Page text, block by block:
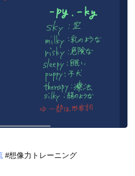
#想像力トレーニング